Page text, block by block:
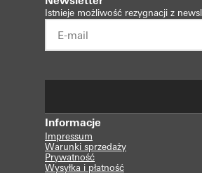
Istnieje możliwość rezygnacji z
Informacje
Impressum
Warunki sprzedaży
Prywatność
Wysyłka i płatność